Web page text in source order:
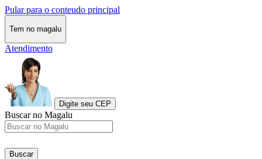
Pular para o conteudo principal
Tem no magalu
Atendimento
Digite seu CEP
Buscar no Magalu
Buscar